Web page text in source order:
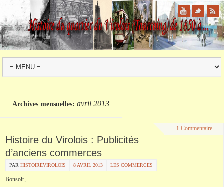
Archives mensuelles: avril 2013
1 Commentaire
Histoire du Virolois : Publicités
d’anciens commerces
PAR HISTOIREVIROLOIS 8 AVRIL 2013 LES COMMERCES
Bonsoir,